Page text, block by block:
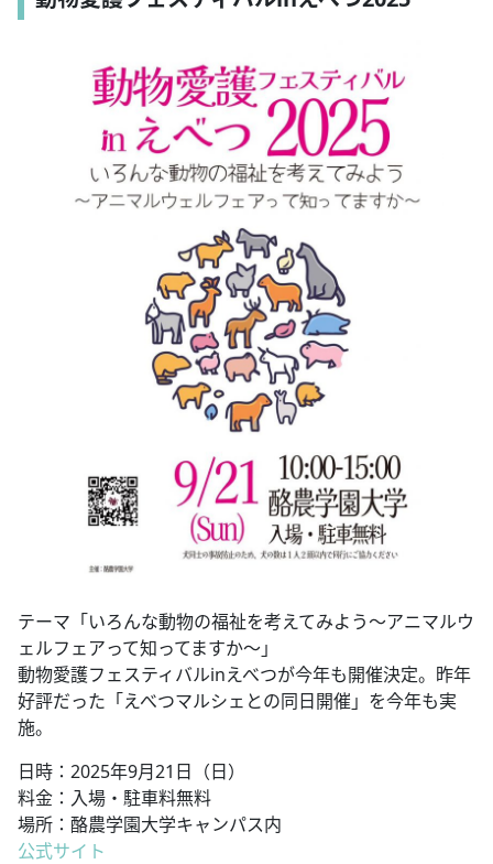
テーマ「いろんな動物の福祉を考えてみよう～アニマルウ
ェルフェアって知ってますか～」
動物愛護フェスティバルinえべつが今年も開催決定。昨年
好評だった「えべつマルシェとの同日開催」を今年も実
施。
日時：2025年9月21日（日）
料金：入場・駐車料無料
場所：酪農学園大学キャンパス内
公式サイト